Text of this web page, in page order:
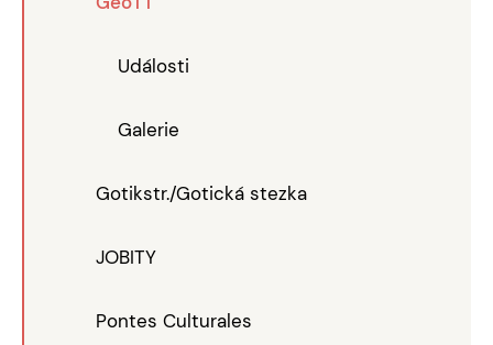
Události
Galerie
Gotikstr./Gotická stezka
JOBITY
Pontes Culturales